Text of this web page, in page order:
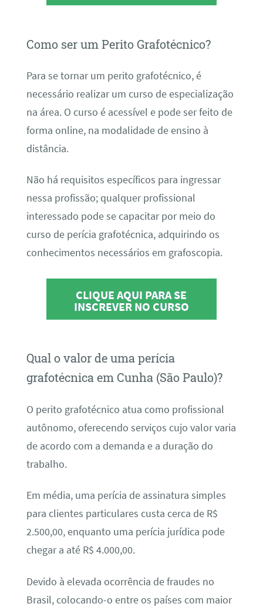
Como ser um Perito Grafotécnico?
Para se tornar um perito grafotécnico, é
necessário realizar um curso de especialização
na área. O curso é acessível e pode ser feito de
forma online, na modalidade de ensino à
distância.
Não há requisitos específicos para ingressar
nessa profissão; qualquer profissional
interessado pode se capacitar por meio do
curso de perícia grafotécnica, adquirindo os
conhecimentos necessários em grafoscopia.
CLIQUE AQUI PARA SE
INSCREVER NO CURSO
Qual o valor de uma perícia
grafotécnica em Cunha (São Paulo)?
O perito grafotécnico atua como profissional
autônomo, oferecendo serviços cujo valor varia
de acordo com a demanda e a duração do
trabalho.
Em média, uma perícia de assinatura simples
para clientes particulares custa cerca de R$
2.500,00, enquanto uma perícia jurídica pode
chegar a até R$ 4.000,00.
Devido à elevada ocorrência de fraudes no
Brasil, colocando-o entre os países com maior